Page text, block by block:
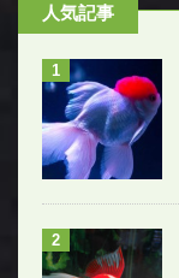
人気記事
1
2